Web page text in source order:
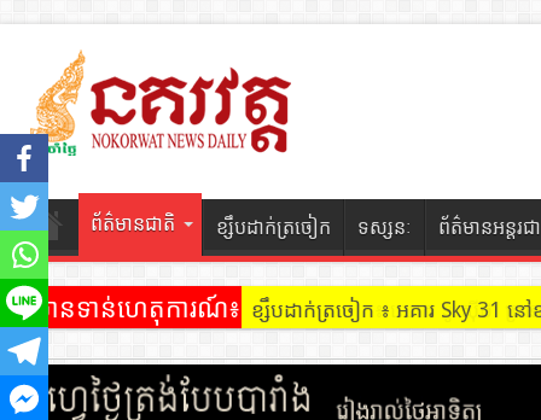
ព័ត៌មានជាតិ ខ្សឹបដាក់ត្រចៀក ទស្សនៈ ព័ត៌មានអន្តរជ
ព័ត៌មានទាន់ហេតុការណ៍៖ ខ្សឹបដាក់ត្រចៀក ៖ អគារ Sky 31